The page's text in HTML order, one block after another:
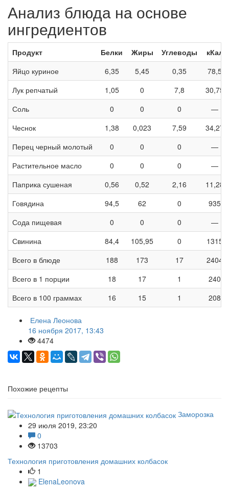
Анализ блюда на основе
ингредиентов
Продукт Белки Жиры Углеводы
кКал
Яйцо куриное
6,35 5,45 0,35
78,5
Лук репчатый
1,05 0 7,8
30,75
Соль
0 0 0
—
Чеснок
1,38 0,023 7,59
34,27
Перец черный молотый
0 0 0
—
Растительное масло
0 0 0
—
Паприка сушеная
0,56 0,52 2,16
11,28
Говядина
94,5 62 0
935
Сода пищевая
0 0 0
—
Свинина
84,4 105,95 0
1315
Всего в блюде
188 173 17
2404
Всего в 1 порции
18 17 1
240
Всего в 100 граммах
16 15 1 208
Елена Леонова
16 ноября 2017, 13:43
4474
Похожие рецепты
Заморозка
29 июля 2019, 23:20
0
13703
Технология приготовления домашних колбасок
1
ElenaLeonova